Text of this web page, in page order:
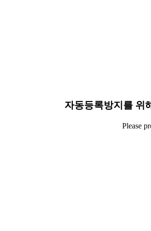
자동등록방지를 위
Please